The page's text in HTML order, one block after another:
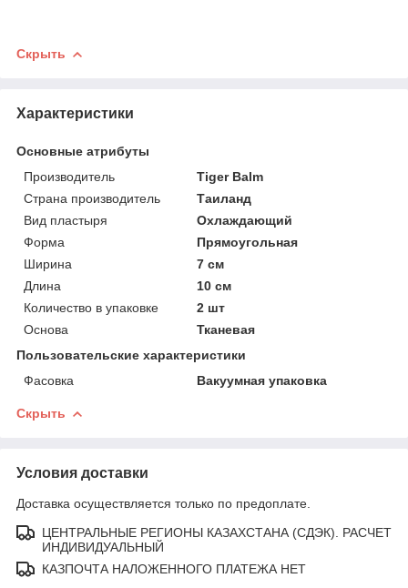
Скрыть
Характеристики
Основные атрибуты
Производитель
Tiger Balm
Страна производитель
Таиланд
Вид пластыря
Охлаждающий
Форма
Прямоугольная
Ширина
7 см
Длина
10 см
Количество в упаковке
2 шт
Основа
Тканевая
Пользовательские характеристики
Фасовка
Вакуумная упаковка
Скрыть
Условия доставки
Доставка осуществляется только по предоплате.
ЦЕНТРАЛЬНЫЕ РЕГИОНЫ КАЗАХСТАНА (СДЭК). РАСЧЕТ
ИНДИВИДУАЛЬНЫЙ
КАЗПОЧТА НАЛОЖЕННОГО ПЛАТЕЖА НЕТ